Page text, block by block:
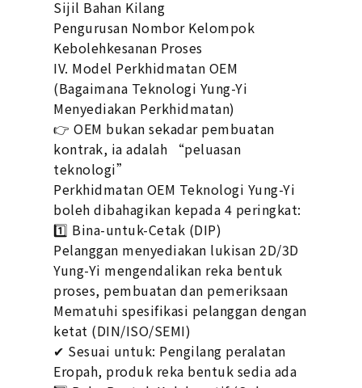
Sijil Bahan Kilang
Pengurusan Nombor Kelompok
Kebolehkesanan Proses
IV. Model Perkhidmatan OEM
(Bagaimana Teknologi Yung-Yi
Menyediakan Perkhidmatan)
👉 OEM bukan sekadar pembuatan
kontrak, ia adalah “peluasan
teknologi”
Perkhidmatan OEM Teknologi Yung-Yi
boleh dibahagikan kepada 4 peringkat:
1️⃣ Bina-untuk-Cetak (DIP)
Pelanggan menyediakan lukisan 2D/3D
Yung-Yi mengendalikan reka bentuk
proses, pembuatan dan pemeriksaan
Mematuhi spesifikasi pelanggan dengan
ketat (DIN/ISO/SEMI)
✔ Sesuai untuk: Pengilang peralatan
Eropah, produk reka bentuk sedia ada